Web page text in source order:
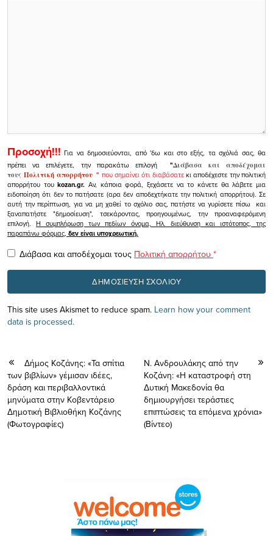
Προσοχή!!! Για να δημοσιεύονται, από 'δω και στο εξής, τα σχόλιά σας, θα
πρέπει να επιλέγετε, την παρακάτω επιλογή
"Διάβασα και αποδέχομαι
τουςΠολιτική απορρήτου" που σημαίνει ότι διαβάσατεκι αποδέχεστε την πολιτική
απορρήτου τουkozan.gr. Αν, κάποια φορά, ξεχάσετε να το κάνετε θα λάβετε μια
ειδοποίηση ότι δεν το πατήσατε (αρα δεν αποδεχτήκατε την πολιτική απορρήτου). Σε
αυτή την περίπτωση, για να μη χαθεί το σχόλιο σας, πατήστε να γυρίσετε πίσω και
ξαναπατήστε "δημοσίευση", τσεκάροντας, προηγουμένως, την προαναφερόμενη
επιλογή.Η συμπλήρωση των πεδίων όνομα, Ηλ. διεύθυνση και ιστότοπος, της
παραπάνω φόρμας, δεν είναι υποχρεωτική.
Διάβασα και αποδέχομαι τους Πολιτική απορρήτου *
This site uses Akismet to reduce spam. Learn how your comment
data is processed.
Δήμος Κοζάνης: «Τα σπίτια
των βιβλίων» γέμισαν ιδέες,
δράση και περιβαλλοντικά
μηνύματα στην Κοβεντάρειο
Δημοτική Βιβλιοθήκη Κοζάνης
(Φωτογραφίες)
N. Ανδρουλάκης από την
Κοζάνη: «Η καταστροφή στη
Δυτική Μακεδονία θα
δημιουργήσει τεράστιες
επιπτώσεις τα επόμενα χρόνια»
(Βίντεο)